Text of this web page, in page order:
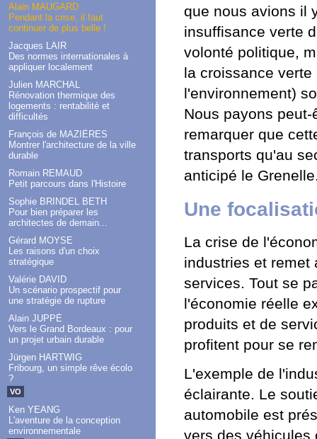
Alain MAUGARD
Pendant la crise, il faut
continuer de plus belle !
Jacques LAIR
Des normes internationales à
appliquer localement
Julien MARCHAL
Rénovation thermique des
logements : rentabilité et
difficultés
François de MAZIÈRES
Montrer l'architecture de la ville
durable
Romain REMAUD
Petit parcours dans l'Histoire
Sophie BRINDEL BETH
Pour bien préparer les
architectes de demain...
Gérard MOYSE
Les raisons d'un choix
stratégique
Valérie DAVID
Un scénario prospectif pour
une stratégie de rupture
Alain JUPPÉ
Vers le Grand Bordeaux : pour
un projet urbain durable
Jürgen HARTWIG
Fribourg, un simple rêve écolo
?
VO
Ken YEANG
L'aventure de la conception
environnementale
que nous avions il
insuffisance verte
volonté politique,
la croissance
l'environnement)
Nous payons
remarquer que
transports qu'au
anticipé le
Une
La crise de
industries et remet
services. Tout se
l'économie réelle
produits et de
profitent pour se
L'exemple de
éclairante. Le
automobile est